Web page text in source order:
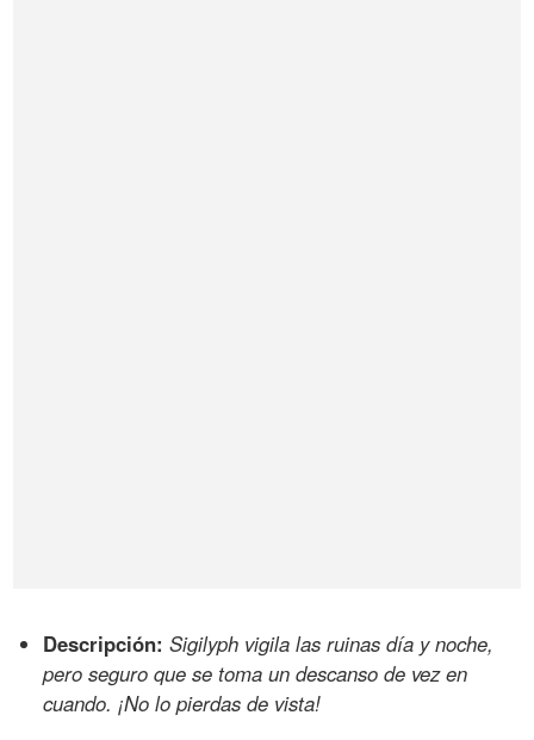
Descripción: Sigilyph vigila las ruinas día y noche,
pero seguro que se toma un descanso de vez en
cuando. ¡No lo pierdas de vista!